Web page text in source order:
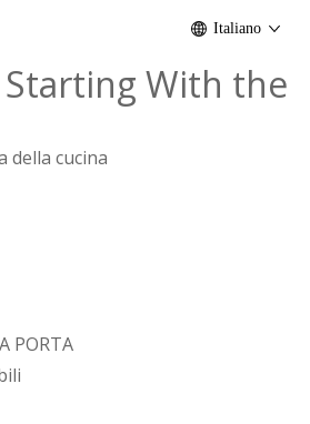
Italiano
With the
della cucina
PORTA